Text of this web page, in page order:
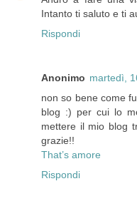
Intanto ti saluto e ti
Rispondi
Anonimo martedì,
non so bene come
blog :) per cui lo
mettere il mio blog
grazie!!
That’s amore
Rispondi